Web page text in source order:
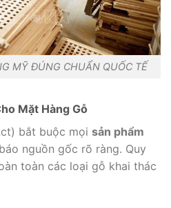
MỸ ĐÚNG CHUẨN QUỐC TẾ
Mặt Hàng Gỗ
bắt buộc mọi sản phẩm
nguồn gốc rõ ràng. Quy
toàn các loại gỗ khai thác